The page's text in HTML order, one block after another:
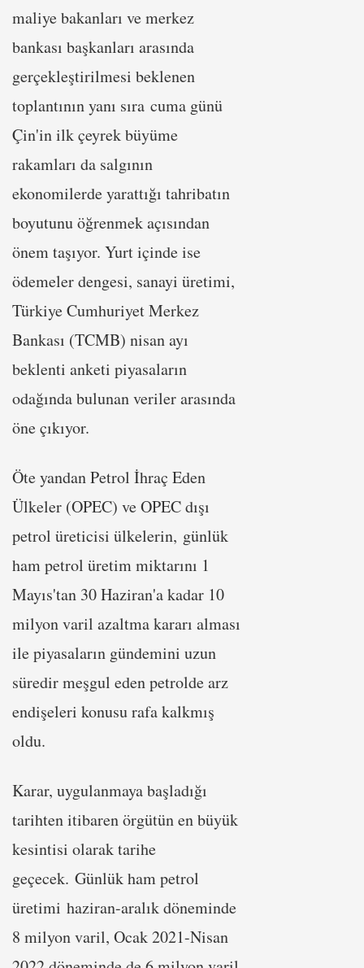
maliye bakanları ve merkez
bankası başkanları arasında
gerçekleştirilmesi beklenen
toplantının yanı sıra cuma günü
Çin'in ilk çeyrek büyüme
rakamları da salgının
ekonomilerde yarattığı tahribatın
boyutunu öğrenmek açısından
önem taşıyor. Yurt içinde ise
ödemeler dengesi, sanayi üretimi,
Türkiye Cumhuriyet Merkez
Bankası (TCMB) nisan ayı
beklenti anketi piyasaların
odağında bulunan veriler arasında
öne çıkıyor.
Öte yandan Petrol İhraç Eden
Ülkeler (OPEC) ve OPEC dışı
petrol üreticisi ülkelerin, günlük
ham petrol üretim miktarını 1
Mayıs'tan 30 Haziran'a kadar 10
milyon varil azaltma kararı alması
ile piyasaların gündemini uzun
süredir meşgul eden petrolde arz
endişeleri konusu rafa kalkmış
oldu.
Karar, uygulanmaya başladığı
tarihten itibaren örgütün en büyük
kesintisi olarak tarihe
geçecek. Günlük ham petrol
üretimi haziran-aralık döneminde
8 milyon varil, Ocak 2021-Nisan